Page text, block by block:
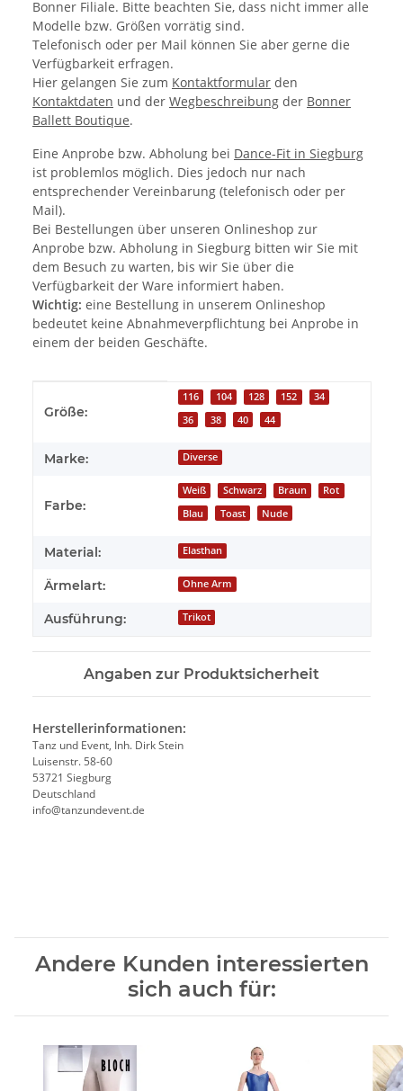
Bonner Filiale. Bitte beachten Sie, dass nicht immer alle
Modelle bzw. Größen vorrätig sind.
Telefonisch oder per Mail können Sie aber gerne die
Verfügbarkeit erfragen.
Hier gelangen Sie zum Kontaktformular den
Kontaktdaten und der Wegbeschreibung der Bonner
Ballett Boutique.
Eine Anprobe bzw. Abholung bei Dance-Fit in Siegburg
ist problemlos möglich. Dies jedoch nur nach
entsprechender Vereinbarung (telefonisch oder per
Mail).
Bei Bestellungen über unseren Onlineshop zur
Anprobe bzw. Abholung in Siegburg bitten wir Sie mit
dem Besuch zu warten, bis wir Sie über die
Verfügbarkeit der Ware informiert haben.
Wichtig: eine Bestellung in unserem Onlineshop
bedeutet keine Abnahmeverpflichtung bei Anprobe in
einem der beiden Geschäfte.
Größe:
116 104 128 152
34
36
38 40 44
Marke: Diverse
Farbe:
Weiß Schwarz Braun
Rot
Blau
Toast Nude
Material: Elasthan
Ärmelart: Ohne Arm
Ausführung: Trikot
Angaben zur Produktsicherheit
Herstellerinformationen:
Tanz und Event, Inh. Dirk Stein
Luisenstr. 58-60
53721 Siegburg
Deutschland
info@tanzundevent.de
Andere Kunden interessierten
sich auch für: